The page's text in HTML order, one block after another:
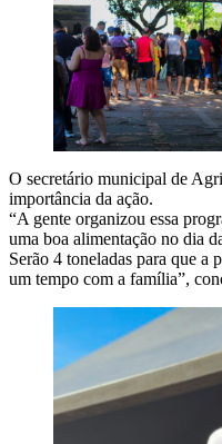
O secretário municipal de
importância da ação.
“A gente organizou essa
uma boa alimentação no dia
Serão 4 toneladas para que a
um tempo com a família”,